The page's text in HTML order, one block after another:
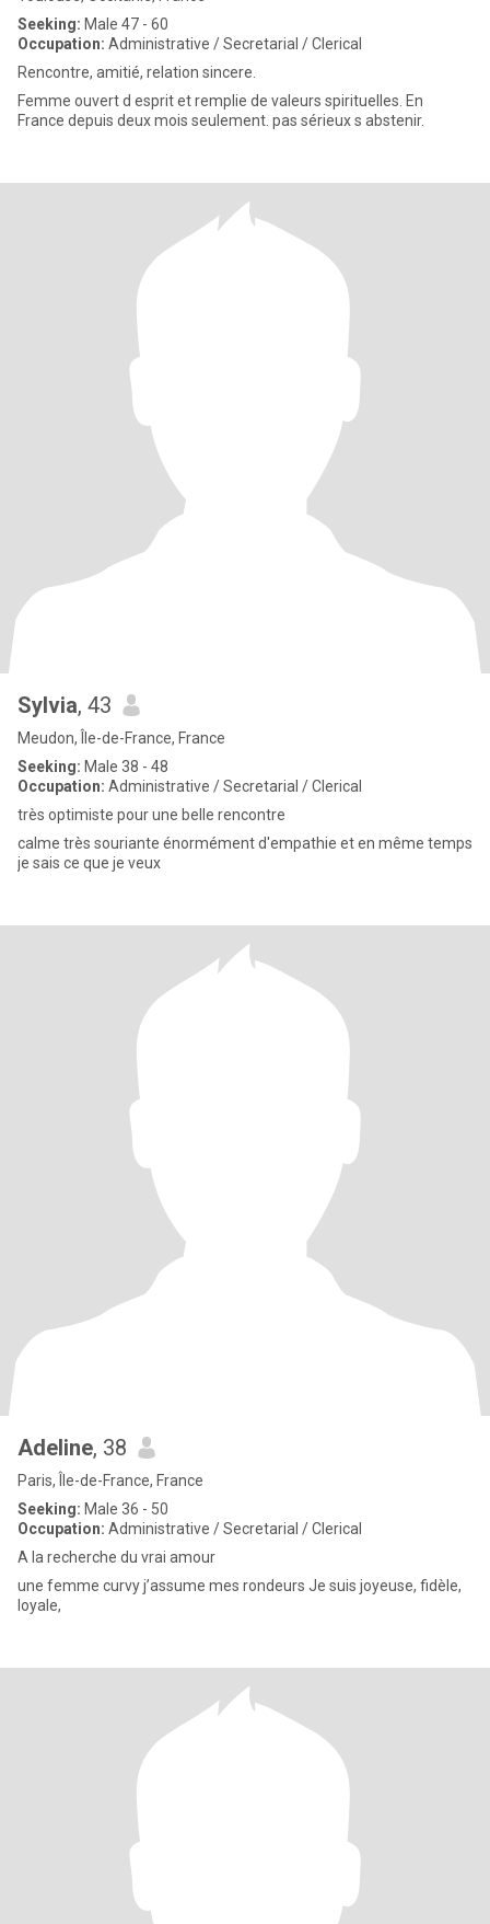
Seeking: Male 47 - 60
Occupation: Administrative / Secretarial / Clerical
Rencontre, amitié, relation sincere.
Femme ouvert d esprit et remplie de valeurs spirituelles. En
France depuis deux mois seulement. pas sérieux s abstenir.
Sylvia, 43
Meudon, Île-de-France, France
Seeking: Male 38 - 48
Occupation: Administrative / Secretarial / Clerical
très optimiste pour une belle rencontre
calme très souriante énormément d'empathie et en même temps
je sais ce que je veux
Adeline, 38
Paris, Île-de-France, France
Seeking: Male 36 - 50
Occupation: Administrative / Secretarial / Clerical
A la recherche du vrai amour
une femme curvy j’assume mes rondeurs Je suis joyeuse, fidèle,
loyale,